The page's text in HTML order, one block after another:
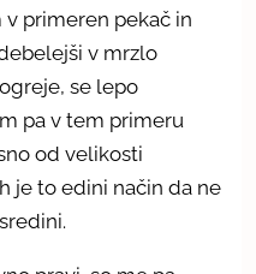
primeren pekač in
v mrzlo
se lepo
pa v tem primeru
od velikosti
je to edini način da ne